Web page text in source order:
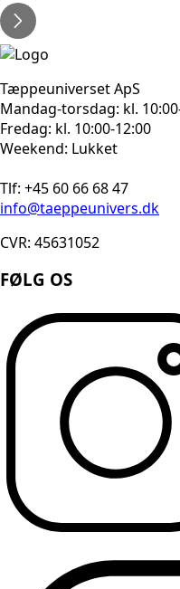
Tæppeuniverset ApS
Mandag-torsdag: kl.
Fredag: kl. 10:00-12:00
Weekend: Lukket
Tlf: +45 60 66 68 47
info@taeppeunivers.dk
CVR: 45631052
FØLG OS